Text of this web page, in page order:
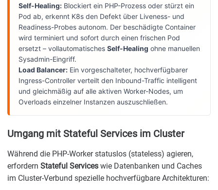
Self-Healing: Blockiert ein PHP-Prozess oder stürzt ein
Pod ab, erkennt K8s den Defekt über Liveness- und
Readiness-Probes autonom. Der beschädigte Container
wird terminiert und sofort durch einen frischen Pod
ersetzt – vollautomatisches Self-Healing ohne manuellen
Sysadmin-Eingriff.
Load Balancer: Ein vorgeschalteter, hochverfügbarer
Ingress-Controller verteilt den Inbound-Traffic intelligent
und gleichmäßig auf alle aktiven Worker-Nodes, um
Overloads einzelner Instanzen auszuschließen.
Umgang mit Stateful Services im Cluster
Während die PHP-Worker statuslos (stateless) agieren,
erfordern Stateful Services wie Datenbanken und Caches
im Cluster-Verbund spezielle hochverfügbare Architekturen: